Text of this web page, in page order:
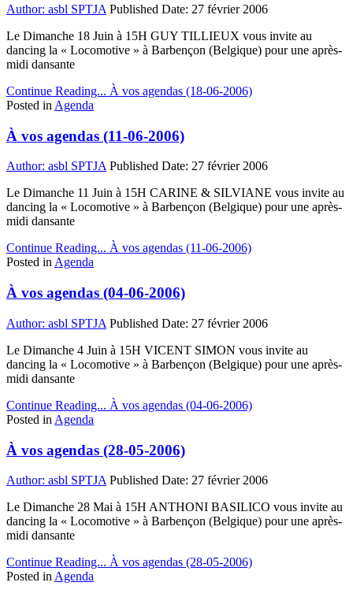
Author: asbl SPTJA Published Date: 27 février 2006
Le Dimanche 18 Juin à 15H GUY TILLIEUX vous invite au
dancing la « Locomotive » à Barbençon (Belgique) pour une après-
midi dansante
Continue Reading... À vos agendas (18-06-2006)
Posted in Agenda
À vos agendas (11-06-2006)
Author: asbl SPTJA Published Date: 27 février 2006
Le Dimanche 11 Juin à 15H CARINE & SILVIANE vous invite au
dancing la « Locomotive » à Barbençon (Belgique) pour une après-
midi dansante
Continue Reading... À vos agendas (11-06-2006)
Posted in Agenda
À vos agendas (04-06-2006)
Author: asbl SPTJA Published Date: 27 février 2006
Le Dimanche 4 Juin à 15H VICENT SIMON vous invite au
dancing la « Locomotive » à Barbençon (Belgique) pour une après-
midi dansante
Continue Reading... À vos agendas (04-06-2006)
Posted in Agenda
À vos agendas (28-05-2006)
Author: asbl SPTJA Published Date: 27 février 2006
Le Dimanche 28 Mai à 15H ANTHONI BASILICO vous invite au
dancing la « Locomotive » à Barbençon (Belgique) pour une après-
midi dansante
Continue Reading... À vos agendas (28-05-2006)
Posted in Agenda